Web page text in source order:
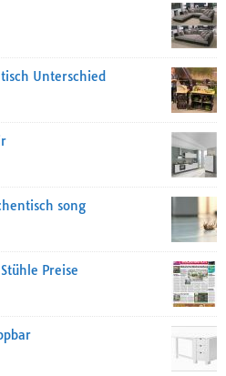
Unterschied
song
Preise